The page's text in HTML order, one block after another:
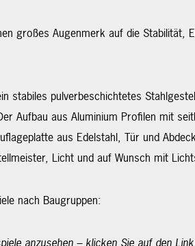
großes Augenmerk auf die Stabilität,
stabiles pulverbeschichtetes
Aufbau aus Aluminium Profilen mit
aus Edelstahl, Tür und
Licht und auf Wunsch mit
nach Baugruppen:
anzusehen – klicken Sie auf den